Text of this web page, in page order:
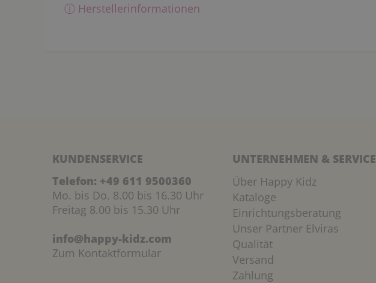
ⓘ Herstellerinformationen
KUNDENSERVICE
Telefon: +49 611 9500360
Mo. bis Do. 8.00 bis 16.30 Uhr
Freitag 8.00 bis 15.30 Uhr
info@happy-kidz.com
Zum Kontaktformular
UNTERNEHMEN & SERVICE
Über Happy Kidz
Kataloge
Einrichtungsberatung
Unser Partner Elviras
Qualität
Versand
Zahlung